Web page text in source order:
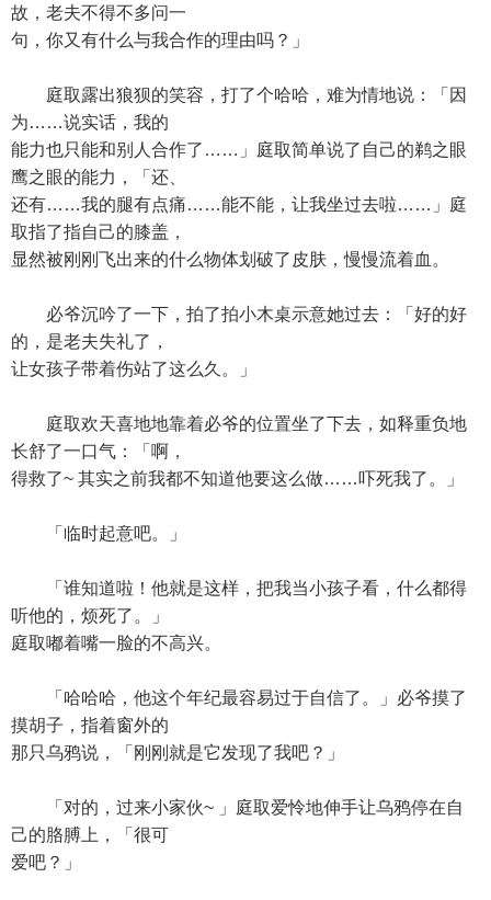
故，老夫不得不多问一
句，你又有什么与我合作的理由吗？」
庭取露出狼狈的笑容，打了个哈哈，难为情地说：「因
为……说实话，我的
能力也只能和别人合作了……」庭取简单说了自己的鹈之眼
鹰之眼的能力，「还、
还有……我的腿有点痛……能不能，让我坐过去啦……」庭
取指了指自己的膝盖，
显然被刚刚飞出来的什么物体划破了皮肤，慢慢流着血。
必爷沉吟了一下，拍了拍小木桌示意她过去：「好的好
的，是老夫失礼了，
让女孩子带着伤站了这么久。」
庭取欢天喜地地靠着必爷的位置坐了下去，如释重负地
长舒了一口气：「啊，
得救了~ 其实之前我都不知道他要这么做……吓死我了。」
「临时起意吧。」
「谁知道啦！他就是这样，把我当小孩子看，什么都得
听他的，烦死了。」
庭取嘟着嘴一脸的不高兴。
「哈哈哈，他这个年纪最容易过于自信了。」必爷摸了
摸胡子，指着窗外的
那只乌鸦说，「刚刚就是它发现了我吧？」
「对的，过来小家伙~ 」庭取爱怜地伸手让乌鸦停在自
己的胳膊上，「很可
爱吧？」